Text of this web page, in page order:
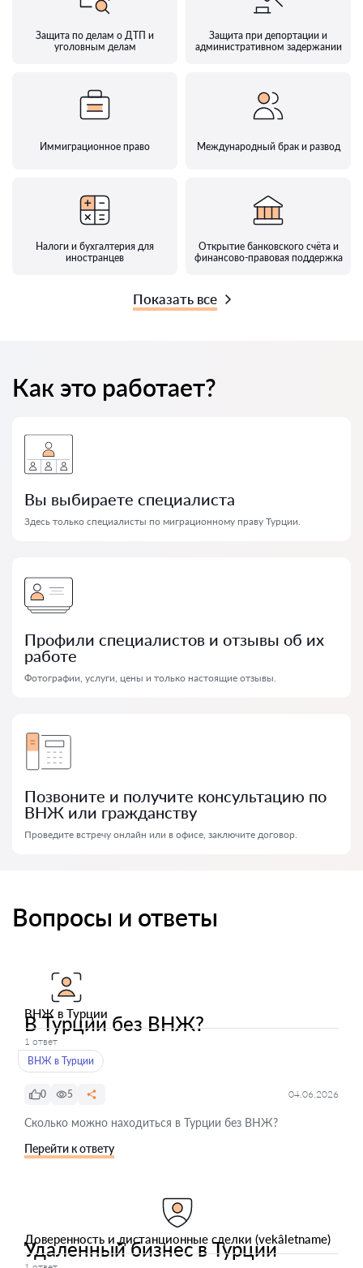
Защита по делам о ДТП и
уголовным делам
Защита при депортации и
административном задержании
Иммиграционное право Международный брак и развод
Налоги и бухгалтерия для
иностранцев
Открытие банковского счёта и
финансово-правовая поддержка
Показать все
Как это работает?
Вы выбираете специалиста
Здесь только специалисты по миграционному праву Турции.
Профили специалистов и отзывы об их
работе
Фотографии, услуги, цены и только настоящие отзывы.
Позвоните и получите консультацию по
ВНЖ или гражданству
Проведите встречу онлайн или в офисе, заключите договор.
Вопросы и ответы
ВНЖ в Турции
В Турции без ВНЖ?
1 ответ
ВНЖ в Турции
0 5 04.06.2026
Сколько можно находиться в Турции без ВНЖ?
Перейти к ответу
Доверенность и дистанционные сделки (vekâletname)
Удаленный бизнес в Турции